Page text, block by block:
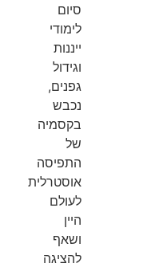
סיום
לימודי
ייננות
וגידול
גפנים,
נכבש
בקסמיה
של
התפיסה
אוסטרלית
לעולם
היין
ושאף
להציגה